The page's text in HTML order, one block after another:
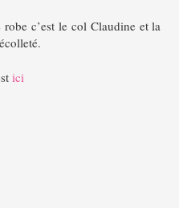
c’est le col Claudine et la
ici